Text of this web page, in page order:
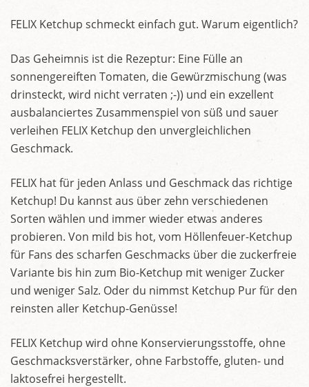
FELIX Ketchup schmeckt einfach gut. Warum eigentlich?
Das Geheimnis ist die Rezeptur: Eine Fülle an
sonnengereiften Tomaten, die Gewürzmischung (was
drinsteckt, wird nicht verraten ;-)) und ein exzellent
ausbalanciertes Zusammenspiel von süß und sauer
verleihen FELIX Ketchup den unvergleichlichen
Geschmack.
FELIX hat für jeden Anlass und Geschmack das richtige
Ketchup! Du kannst aus über zehn verschiedenen
Sorten wählen und immer wieder etwas anderes
probieren. Von mild bis hot, vom Höllenfeuer-Ketchup
für Fans des scharfen Geschmacks über die zuckerfreie
Variante bis hin zum Bio-Ketchup mit weniger Zucker
und weniger Salz. Oder du nimmst Ketchup Pur für den
reinsten aller Ketchup-Genüsse!
FELIX Ketchup wird ohne Konservierungsstoffe, ohne
Geschmacksverstärker, ohne Farbstoffe, gluten- und
laktosefrei hergestellt.